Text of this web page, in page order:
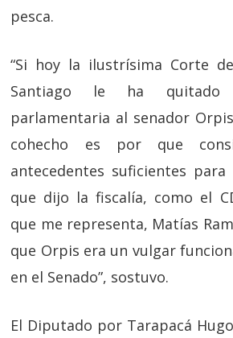
pesca.
“Si hoy la ilustrísima Corte
Santiago le ha quitado
parlamentaria al senador
cohecho es por que
antecedentes suficientes
que dijo la fiscalía, como el
que me representa, Matías
que Orpis era un vulgar
en el Senado”, sostuvo.
El Diputado por Tarapacá